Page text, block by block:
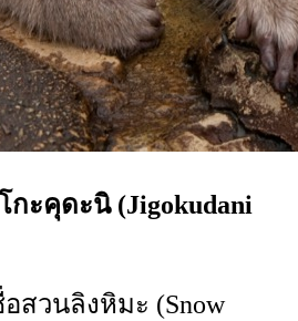
กะคุดะนิ (Jigokudani
สวนลิงหิมะ (Snow